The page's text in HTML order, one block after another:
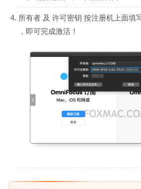
所有者 及 许可密钥 按注册机上面填
，即可完成激活！